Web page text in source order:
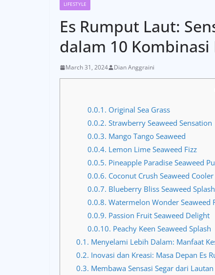
LIFESTYLE
Es Rumput Laut:
dalam 10 Kombinasi
March 31, 2024 Dian Anggraini
0.0.1. Original Sea Grass
0.0.2. Strawberry Seaweed Sensation
0.0.3. Mango Tango Seaweed
0.0.4. Lemon Lime Seaweed Fizz
0.0.5. Pineapple Paradise Seaweed
0.0.6. Coconut Crush Seaweed Cooler
0.0.7. Blueberry Bliss Seaweed Splash
0.0.8. Watermelon Wonder Seaweed
0.0.9. Passion Fruit Seaweed Delight
0.0.10. Peachy Keen Seaweed Splash
0.1. Menyelami Lebih Dalam: Manfaat
0.2. Inovasi dan Kreasi: Masa Depan Es
0.3. Membawa Sensasi Segar dari